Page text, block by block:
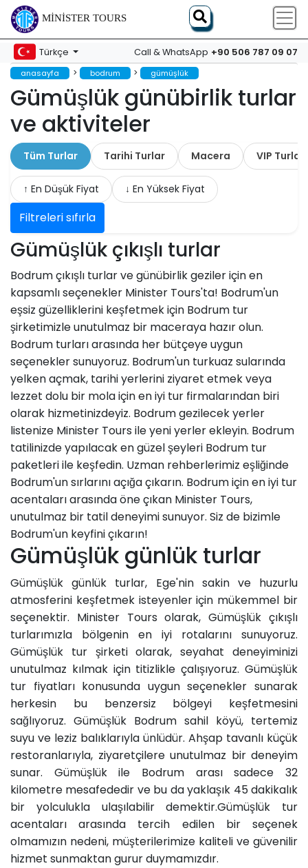
MINISTER TOURS
Türkçe Call & WhatsApp +90 506 787 09 07
anasayfa > bodrum > gümüşlük
Gümüşlük günübirlik turlar
ve aktiviteler
Tüm Turlar Tarihi Turlar Macera VIP Turlar
↑ En Düşük Fiyat ↓ En Yüksek Fiyat
Filtreleri sıfırla
Gümüşlük çıkışlı turlar
Bodrum çıkışlı turlar ve günübirlik geziler için en
kapsamlı seçenekler Minister Tours'ta! Bodrum'un
eşsiz güzelliklerini keşfetmek için Bodrum tur
şirketimizle unutulmaz bir maceraya hazır olun.
Bodrum turları arasında her bütçeye uygun
seçenekler sunuyoruz. Bodrum'un turkuaz sularında
yelken açmak, tarihi yerlerini ziyaret etmek veya
lezzet dolu bir mola için en iyi tur firmalarından biri
olarak hizmetinizdeyiz. Bodrum gezilecek yerler
listenize Minister Tours ile yeni yerler ekleyin. Bodrum
tatilinizde yapılacak en güzel şeyleri Bodrum tur
paketleri ile keşfedin. Uzman rehberlerimiz eşliğinde
Bodrum'un sırlarını açığa çıkarın. Bodrum için en iyi tur
acentaları arasında öne çıkan Minister Tours,
unutulmaz bir tatil deneyimi sunuyor. Siz de bizimle
Bodrum'un keyfini çıkarın!
Gümüşlük günlük turlar
Gümüşlük günlük turlar, Ege'nin sakin ve huzurlu
atmosferini keşfetmek isteyenler için mükemmel bir
seçenektir. Minister Tours olarak, Gümüşlük çıkışlı
turlarımızla bölgenin en iyi rotalarını sunuyoruz.
Gümüşlük tur şirketi olarak, seyahat deneyiminizi
unutulmaz kılmak için titizlikle çalışıyoruz. Gümüşlük
tur fiyatları konusunda uygun seçenekler sunarak
herkesin bu benzersiz bölgeyi keşfetmesini
sağlıyoruz. Gümüşlük Bodrum sahil köyü, tertemiz
suyu ve leziz balıklarıyla ünlüdür. Ahşap tavanlı küçük
restoranlarıyla, ziyaretçilere unutulmaz bir deneyim
sunar. Gümüşlük ile Bodrum arası sadece 32
kilometre mesafededir ve bu da yaklaşık 45 dakikalık
bir yolculukla ulaşılabilir demektir.Gümüşlük tur
acentaları arasında tercih edilen bir seçenek
olmamızın nedeni, müşterilerimize kaliteli ve güvenilir
hizmet sunmaktan gurur duymamızdır.